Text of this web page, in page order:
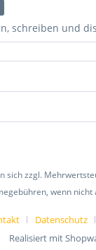
schreiben und
sich zzgl.
wenn
Datenschutz
Realisiert mit